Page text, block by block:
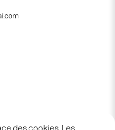
des cookies. Les